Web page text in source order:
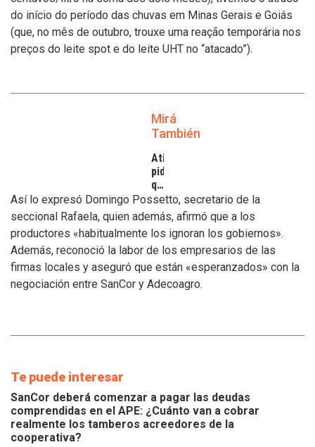
do início do período das chuvas em Minas Gerais e Goiás
(que, no mês de outubro, trouxe uma reação temporária nos
preços do leite spot e do leite UHT no “atacado”).
Mirá
También
Atilra
pide
que
se
atiendan
inconvenientes
de
los
tamberos
Así lo expresó Domingo Possetto, secretario de la
seccional Rafaela, quien además, afirmó que a los
productores «habitualmente los ignoran los gobiernos».
Además, reconoció la labor de los empresarios de las
firmas locales y aseguró que están «esperanzados» con la
negociación entre SanCor y Adecoagro.
Te puede interesar
SanCor deberá comenzar a pagar las deudas
comprendidas en el APE: ¿Cuánto van a cobrar
realmente los tamberos acreedores de la
cooperativa?